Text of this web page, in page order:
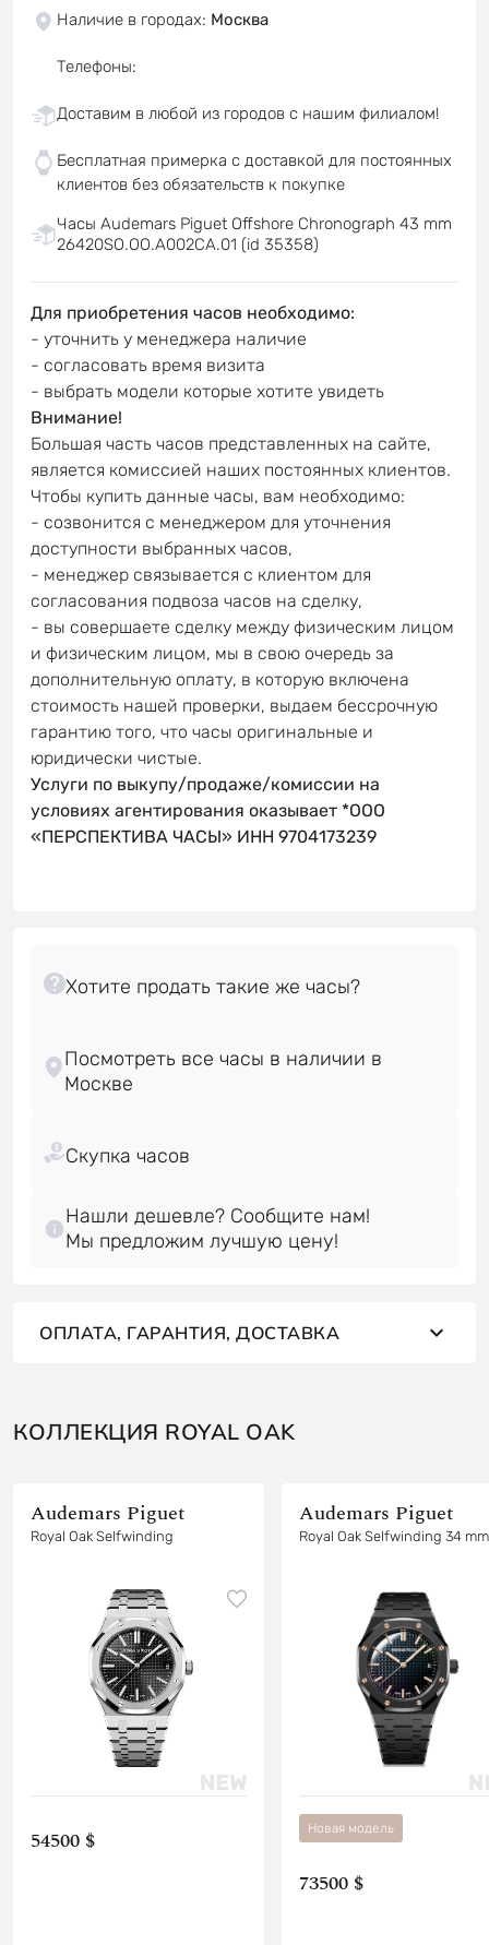
Наличие в городах: Москва
Телефоны:
Доставим в любой из городов с нашим филиалом!
Бесплатная примерка с доставкой для постоянных
клиентов без обязательств к покупке
Часы Audemars Piguet Offshore Chronograph 43 mm
26420SO.OO.A002CA.01 (id 35358)
Для приобретения часов необходимо:
- уточнить у менеджера наличие
- согласовать время визита
- выбрать модели которые хотите увидеть
Внимание!
Большая часть часов представленных на сайте,
является комиссией наших постоянных клиентов.
Чтобы купить данные часы, вам необходимо:
- созвонится с менеджером для уточнения
доступности выбранных часов,
- менеджер связывается с клиентом для
согласования подвоза часов на сделку,
- вы совершаете сделку между физическим лицом
и физическим лицом, мы в свою очередь за
дополнительную оплату, в которую включена
стоимость нашей проверки, выдаем бессрочную
гарантию того, что часы оригинальные и
юридически чистые.
Услуги по выкупу/продаже/комиссии на
условиях агентирования оказывает *ООО
«ПЕРСПЕКТИВА ЧАСЫ» ИНН 9704173239
Посмотреть все часы в наличии в
Нашли дешевле? Сообщите нам!
Мы предложим лучшую цену!
ОПЛАТА, ГАРАНТИЯ, ДОСТАВКА
КОЛЛЕКЦИЯ ROYAL OAK
Audemars Piguet
Royal Oak Selfwinding
54500 $
Audemars Piguet
Royal Oak Selfwinding 34 mm
Новая модель
73500 $